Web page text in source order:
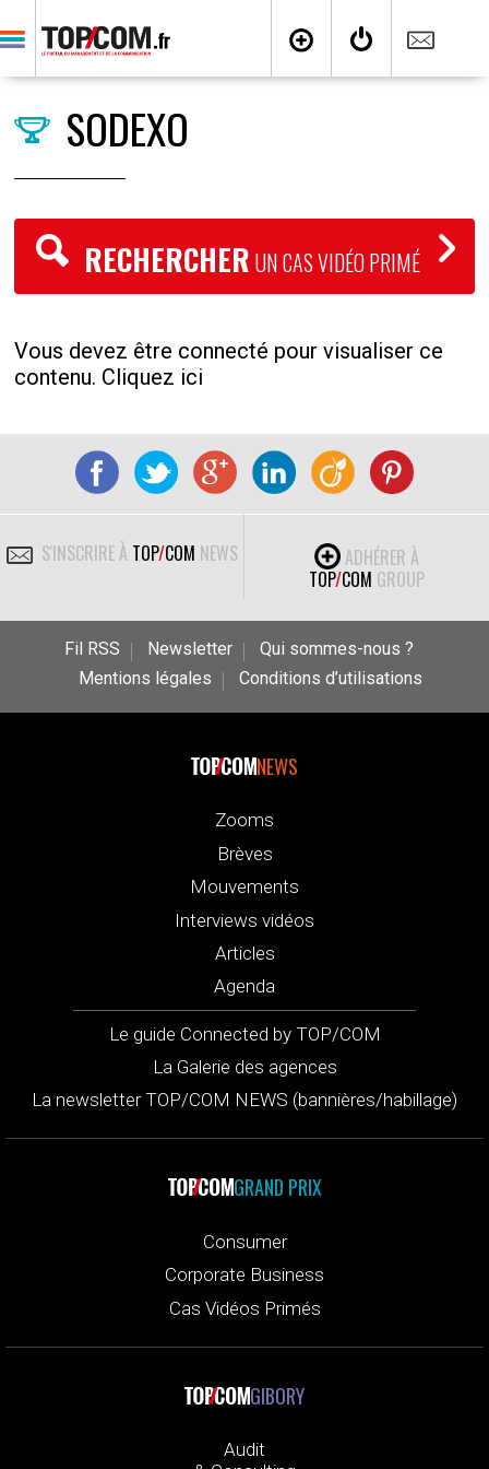
SODEXO
RECHERCHER UN CAS VIDÉO PRIMÉ
Vous devez être connecté pour visualiser ce
contenu. Cliquez ici
S'INSCRIRE À TOP/COM NEWS
ADHÉRER À
TOP/COM GROUP
Fil RSS Newsletter
Qui sommes-nous ?
Mentions légales
Conditions d’utilisations
NEWS
Zooms
Brèves
Mouvements
Interviews vidéos
Articles
Agenda
Le guide Connected by TOP/COM
La Galerie des agences
La newsletter TOP/COM NEWS (bannières/habillage)
GRAND PRIX
Consumer
Corporate Business
Cas Vidéos Primés
GIBORY
Audit